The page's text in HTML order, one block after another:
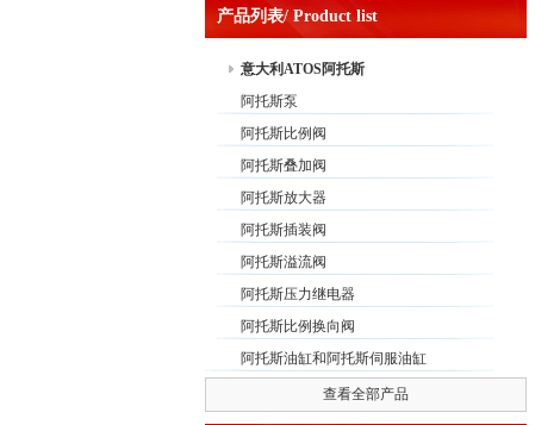
产品列表/ Product list
意大利ATOS阿托斯
阿托斯泵
阿托斯比例阀
阿托斯叠加阀
阿托斯放大器
阿托斯插装阀
阿托斯溢流阀
阿托斯压力继电器
阿托斯比例换向阀
阿托斯油缸和阿托斯伺服油缸
查看全部产品